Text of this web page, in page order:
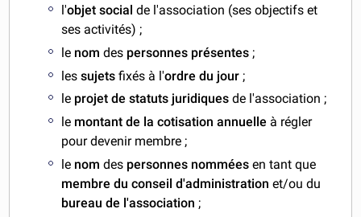
l'objet social de l'association (ses objectifs et
ses activités) ;
le nomdes personnes présentes ;
lessujetsfixés à l'ordre du jour ;
le projet de statuts juridiques de l'association ;
le montant de la cotisation annuelle à régler
pour devenir membre ;
le nom des personnes nommées en tant que
membre du conseil d'administrationet/ou du
bureau de l'association ;